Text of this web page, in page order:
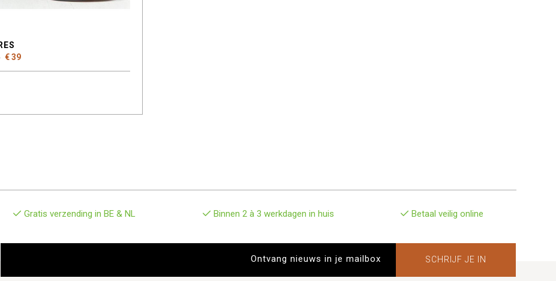
€ 39
Gratis verzending in BE & NL Binnen 2 à 3 werkdagen in huis Betaal veilig online
SCHRIJF JE IN